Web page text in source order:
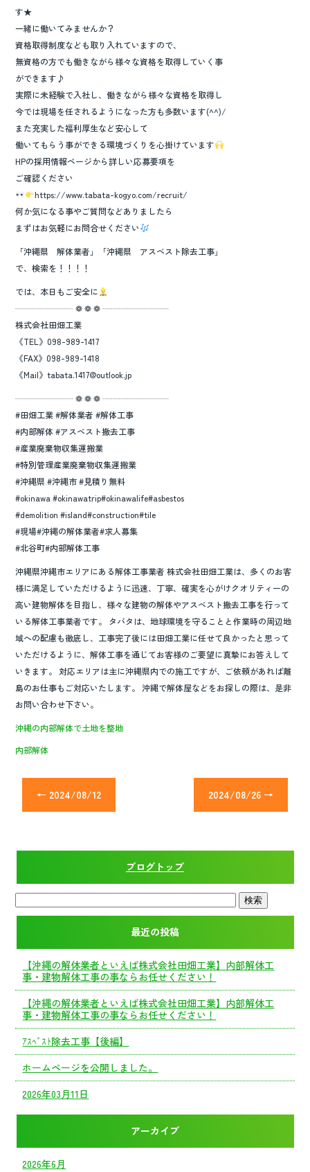
す★
一緒に働いてみませんか？
資格取得制度なども取り入れていますので、
無資格の方でも働きながら様々な資格を取得していく事
ができます♪
実際に未経験で入社し、働きながら様々な資格を取得し
今では現場を任されるようになった方も多数います(^^)/
また充実した福利厚生など安心して
働いてもらう事ができる環境づくりを心掛けています
HPの採用情報ページから詳しい応募要項を
ご確認ください
https://www.tabata-kogyo.com/recruit/
何か気になる事やご質問などありましたら
まずはお気軽にお問合せください
「沖縄県 解体業者」「沖縄県 アスベスト除去工事」
で、検索を！！！！
では、本日もご安全に
┈┈┈┈┈┈┈ ❁ ❁ ❁ ┈┈┈┈┈┈┈┈
株式会社田畑工業
《TEL》098-989-1417
《FAX》098-989-1418
《Mail》tabata.1417@outlook.jp
┈┈┈┈┈┈┈ ❁ ❁ ❁ ┈┈┈┈┈┈┈┈
#田畑工業 #解体業者 #解体工事
#内部解体 #アスベスト撤去工事
#産業廃棄物収集運搬業
#特別管理産業廃棄物収集運搬業
#沖縄県 #沖縄市 #見積り無料
#okinawa #okinawatrip#okinawalife#asbestos
#demolition #island#construction#tile
#現場#沖縄の解体業者#求人募集
#北谷町#内部解体工事
沖縄県沖縄市エリアにある解体工事業者 株式会社田畑工業は、多くのお客
様に満足していただけるように迅速、丁寧、確実を心がけクオリティーの
高い建物解体を目指し、様々な建物の解体やアスベスト撤去工事を行って
いる解体工事業者です。 タバタは、地球環境を守ることと作業時の周辺地
域への配慮も徹底し、工事完了後には田畑工業に任せて良かったと思って
いただけるように、解体工事を通じてお客様のご要望に真摯にお答えして
いきます。 対応エリアは主に沖縄県内での施工ですが、ご依頼があれば離
島のお仕事もご対応いたします。 沖縄で解体屋などをお探しの際は、是非
お問い合わせ下さい。
沖縄の内部解体で土地を整地
内部解体
← 2024/08/12 2024/08/26 →
ブログトップ
最近の投稿
【沖縄の解体業者といえば株式会社田畑工業】内部解体工
事・建物解体工事の事ならお任せください！
【沖縄の解体業者といえば株式会社田畑工業】内部解体工
事・建物解体工事の事ならお任せください！
ｱｽﾍﾞｽﾄ除去工事【後編】
ホームページを公開しました。
2026年03月11日
アーカイブ
2026年6月